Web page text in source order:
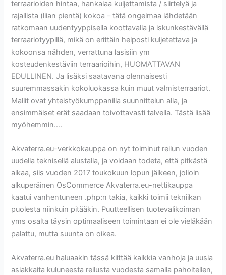
terraarioiden hintaa, hankalaa kuljettamista / siirtelyä ja
rajallista (liian pientä) kokoa – tätä ongelmaa lähdetään
ratkomaan uudentyyppisella koottavalla ja iskunkestävällä
terraariotyypillä, mikä on erittäin helposti kuljetettava ja
kokoonsa nähden, verrattuna lasisiin ym
kosteudenkestäviin terraarioihin, HUOMATTAVAN
EDULLINEN. Ja lisäksi saatavana olennaisesti
suuremmassakin kokoluokassa kuin muut valmisterraariot.
Mallit ovat yhteistyökumppanilla suunnittelun alla, ja
ensimmäiset erät saadaan toivottavasti talvella. Tästä lisää
myöhemmin….
Akvaterra.eu-verkkokauppa on nyt toiminut reilun vuoden
uudella teknisellä alustalla, ja voidaan todeta, että pitkästä
aikaa, siis vuoden 2017 toukokuun lopun jälkeen, jolloin
alkuperäinen OsCommerce Akvaterra.eu-nettikauppa
kaatui vanhentuneen .php:n takia, kaikki toimii tekniikan
puolesta niinkuin pitääkin. Puutteellisen tuotevalikoiman
yms osalta täysin optimaaliseen toimintaan ei ole vieläkään
palattu, mutta suunta on oikea.
Akvaterra.eu haluaakin tässä kiittää kaikkia vanhoja ja uusia
asiakkaita kuluneesta reilusta vuodesta samalla pahoitellen,